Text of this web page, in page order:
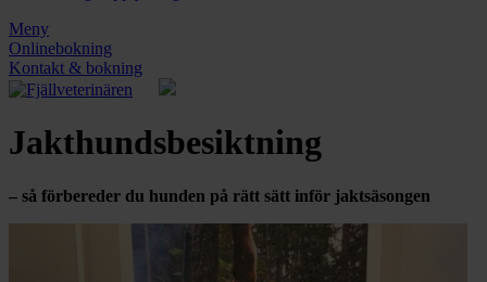
Meny
Onlinebokning
Kontakt & bokning
Jakthundsbesiktning
– så förbereder du hunden på rätt sätt inför jaktsäsongen